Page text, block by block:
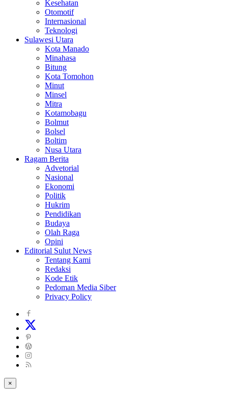
Kesehatan
Otomotif
Internasional
Teknologi
Sulawesi Utara
Kota Manado
Minahasa
Bitung
Kota Tomohon
Minut
Minsel
Mitra
Kotamobagu
Bolmut
Bolsel
Boltim
Nusa Utara
Ragam Berita
Advetorial
Nasional
Ekonomi
Politik
Hukrim
Pendidikan
Budaya
Olah Raga
Opini
Editorial Sulut News
Tentang Kami
Redaksi
Kode Etik
Pedoman Media Siber
Privacy Policy
×